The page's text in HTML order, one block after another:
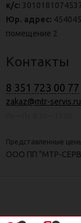
к/с:
Юр. адрес:
помещение 2
Контакты
8 351 723 00 77
zakaz@mtr-servis.ru
Представленные
ООО ПП "МТР-